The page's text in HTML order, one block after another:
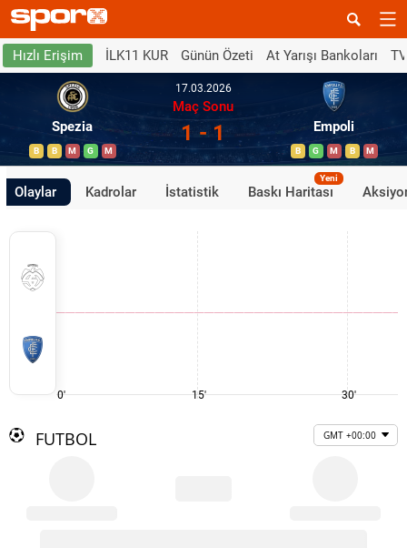
Hızlı Erişim İLK11 KUR Günün Özeti At Yarışı Bankoları
Spezia
B B M G M
17.03.2026
Maç Sonu
1 - 1 Empoli
B G M B M
Olaylar Kadrolar İstatistik Baskı Haritası
Yeni
0' 15' 30'
FUTBOL GMT +00:00